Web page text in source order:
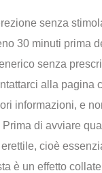
senza
30 minuti prima
senza
alla pagina
informazioni, e
di avviare
cioè
è un effetto